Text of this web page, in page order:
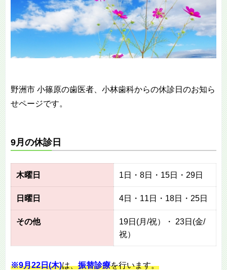
野洲市 小篠原の歯医者、小林歯科からの休診日のお知ら
せページです。
9月の休診日
木曜日 1日・8日・15日・29日
日曜日 4日・11日・18日・25日
その他
19日(月/祝）・ 23日(金/
祝）
※9月22日(木)は、振替診療を行います。